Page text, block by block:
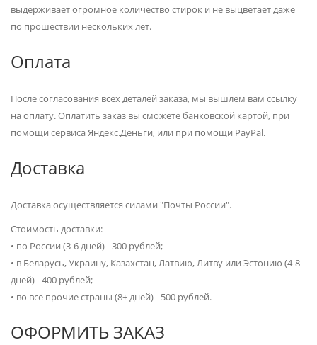
выдерживает огромное количество стирок и не выцветает даже
по прошествии нескольких лет.
Оплата
После согласования всех деталей заказа, мы вышлем вам ссылку
на оплату. Оплатить заказ вы сможете банковской картой, при
помощи сервиса Яндекс.Деньги, или при помощи PayPal.
Доставка
Доставка осуществляется силами "Почты России".
Стоимость доставки:
• по России (3-6 дней) - 300 рублей;
• в Беларусь, Украину, Казахстан, Латвию, Литву или Эстонию (4-8
дней) - 400 рублей;
• во все прочие страны (8+ дней) - 500 рублей.
ОФОРМИТЬ ЗАКАЗ